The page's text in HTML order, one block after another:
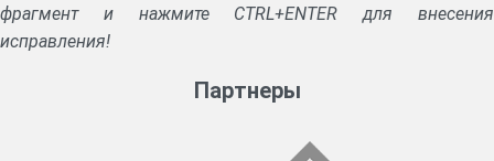
фрагмент и нажмите CTRL+ENTER для внесения
исправления!
Партнеры